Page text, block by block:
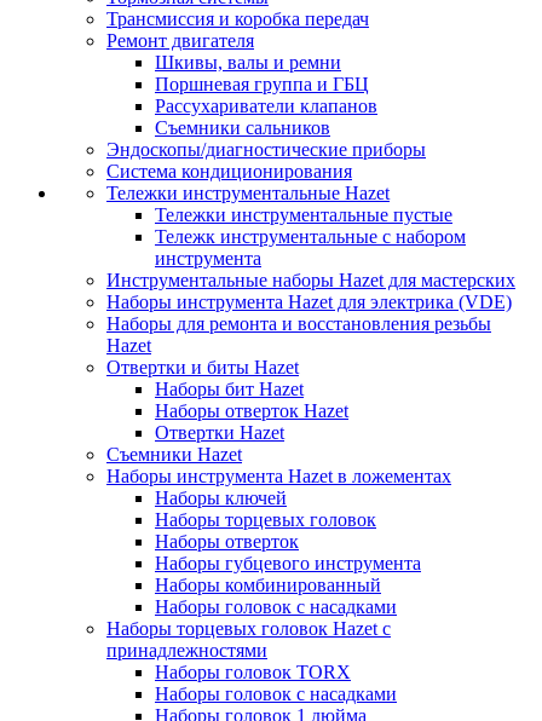
Трансмиссия и коробка передач
Ремонт двигателя
Шкивы, валы и ремни
Поршневая группа и ГБЦ
Рассухариватели клапанов
Съемники сальников
Эндоскопы/диагностические приборы
Система кондиционирования
Тележки инструментальные Hazet
Тележки инструментальные пустые
Тележк инструментальные с набором
инструмента
Инструментальные наборы Hazet для мастерских
Наборы инструмента Hazet для электрика (VDE)
Наборы для ремонта и восстановления резьбы
Hazet
Отвертки и биты Hazet
Наборы бит Hazet
Наборы отверток Hazet
Отвертки Hazet
Съемники Hazet
Наборы инструмента Hazet в ложементах
Наборы ключей
Наборы торцевых головок
Наборы отверток
Наборы губцевого инструмента
Наборы комбинированный
Наборы головок с насадками
Наборы торцевых головок Hazet с
принадлежностями
Наборы головок TORX
Наборы головок с насадками
Наборы головок 1 дюйма